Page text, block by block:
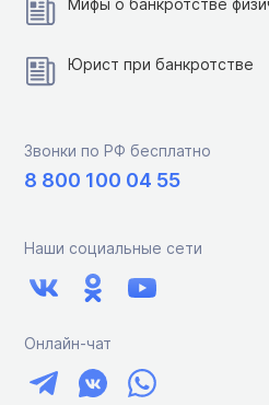
Мифы о банкротстве
Юрист при банкротстве
Звонки по РФ бесплатно
8 800 100 04 55
Наши социальные сети
Онлайн-чат